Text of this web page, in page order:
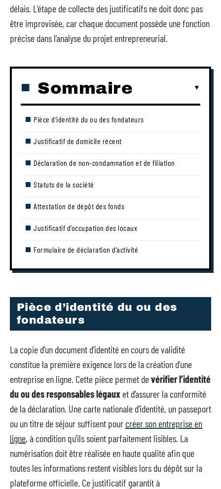
délais. L’étape de collecte des justificatifs ne doit donc pas
être improvisée, car chaque document possède une fonction
précise dans l’analyse du projet entrepreneurial.
Sommaire
Pièce d’identité du ou des fondateurs
Justificatif de domicile récent
Déclaration de non-condamnation et de filiation
Statuts de la société
Attestation de dépôt des fonds
Justificatif d’occupation des locaux
Formulaire de déclaration d’activité
Pièce d’identité du ou des
fondateurs
La copie d’un document d’identité en cours de validité
constitue la première exigence lors de la création d’une
entreprise en ligne. Cette pièce permet devérifier l’identité
du ou des responsables légaux et d’assurer la conformité
de la déclaration. Une carte nationale d’identité, un passeport
ou un titre de séjour suffisent pour créer son entreprise en
ligne, à condition qu’ils soient parfaitement lisibles. La
numérisation doit être réalisée en haute qualité afin que
toutes les informations restent visibles lors du dépôt sur la
plateforme officielle. Ce justificatif garantit à